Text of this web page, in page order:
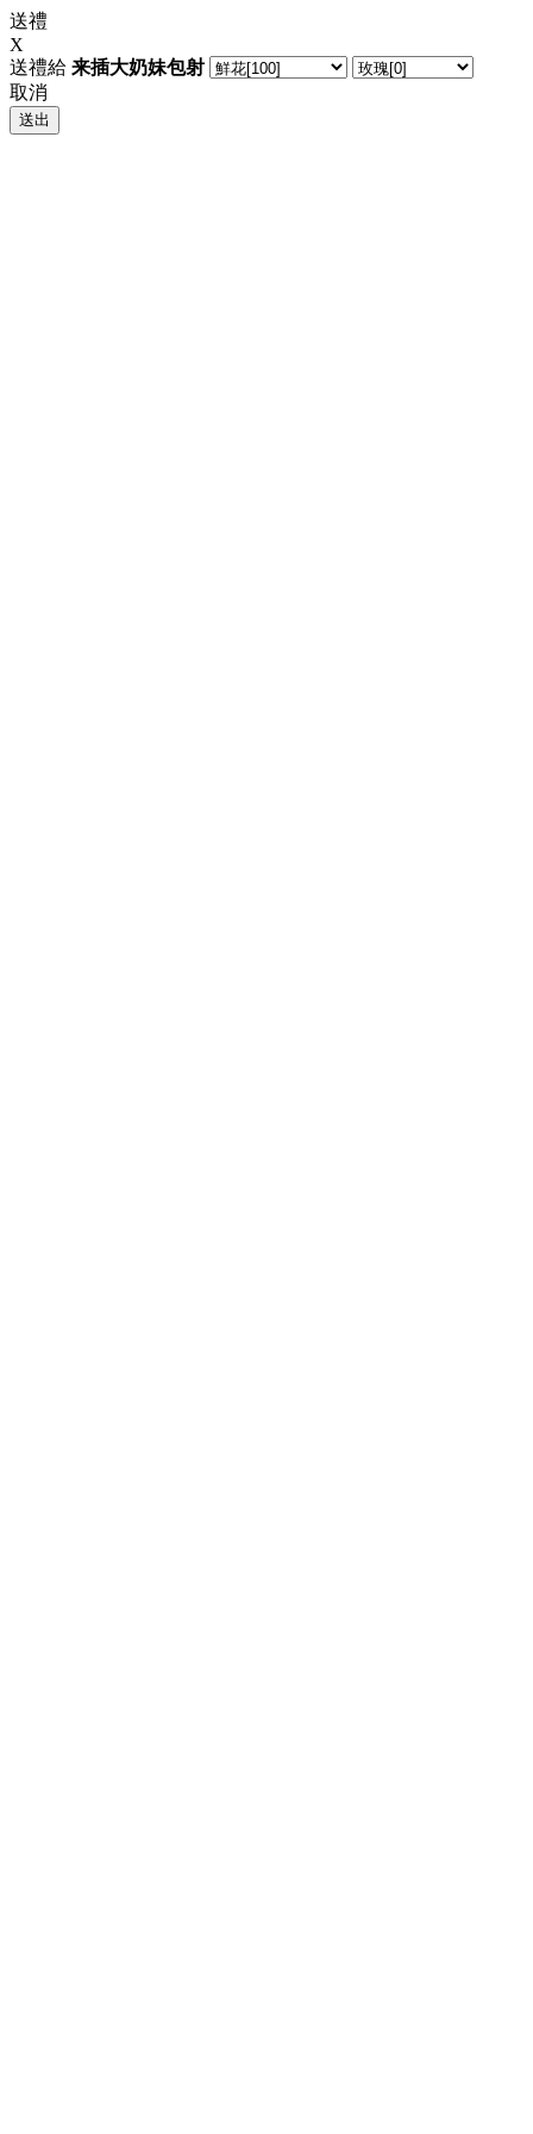
送禮
X
送禮給 来插大奶妹包射
取消